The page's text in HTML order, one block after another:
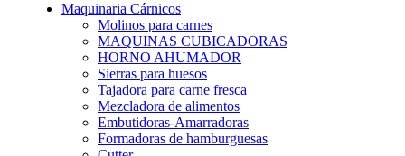
Maquinaria Cárnicos
Molinos para carnes
MAQUINAS CUBICADORAS
HORNO AHUMADOR
Sierras para huesos
Tajadora para carne fresca
Mezcladora de alimentos
Embutidoras-Amarradoras
Formadoras de hamburguesas